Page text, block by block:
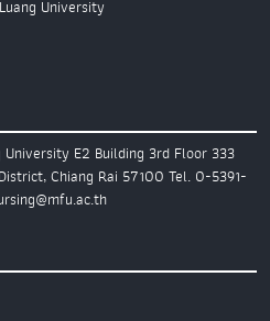
University
University E2 Building 3rd Floor 333
Chiang Rai 57100 Tel. 0-5391-